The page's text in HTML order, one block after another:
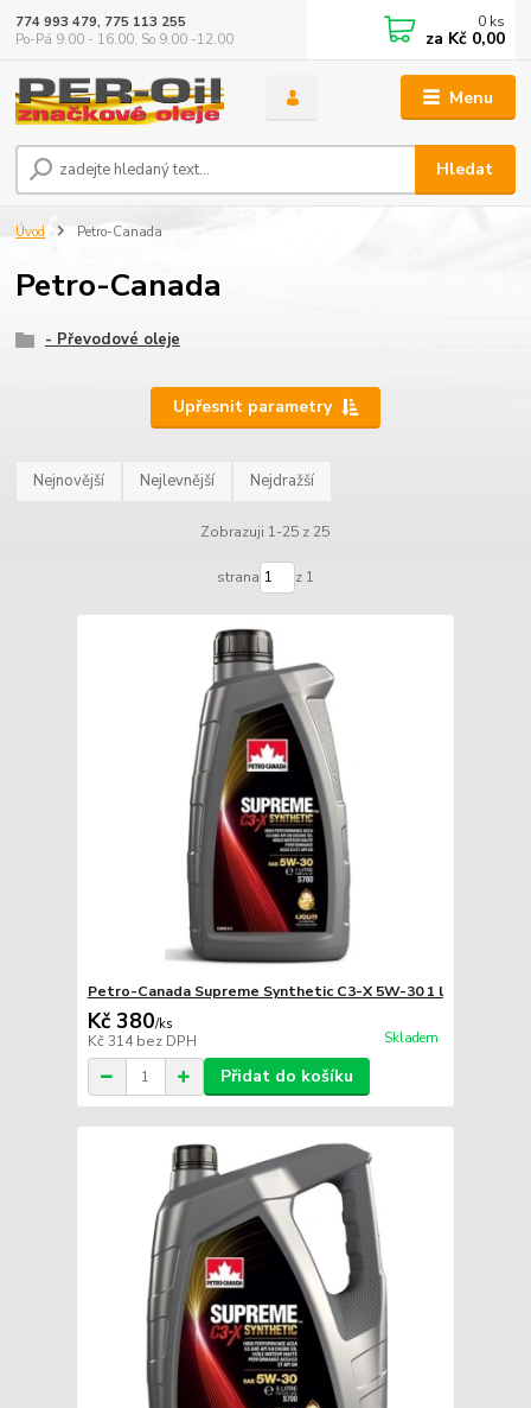
Menu
Hledat
774 993 479, 775 113 255
Po-Pá 9.00 - 16.00, So 9.00 -12.00
0 ks
za Kč 0,00
Úvod Petro-Canada
Petro-Canada
- Převodové oleje
Upřesnit parametry
Nejnovější Nejlevnější Nejdražší
Zobrazuji 1-25 z 25
strana z 1
Petro-Canada Supreme Synthetic C3-X 5W-30 1 l
Kč 380/ks
Kč 314bez DPH Skladem
Přidat do košíku